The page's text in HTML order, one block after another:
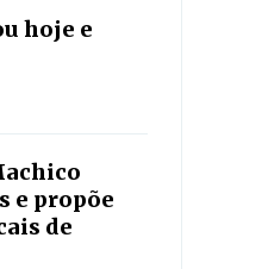
hoje e
e propõe
de